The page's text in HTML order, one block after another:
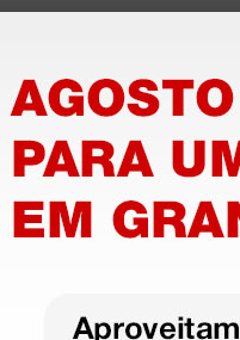
Watt
Watt
120D e 160D
eletrocirúrgica Gima MB